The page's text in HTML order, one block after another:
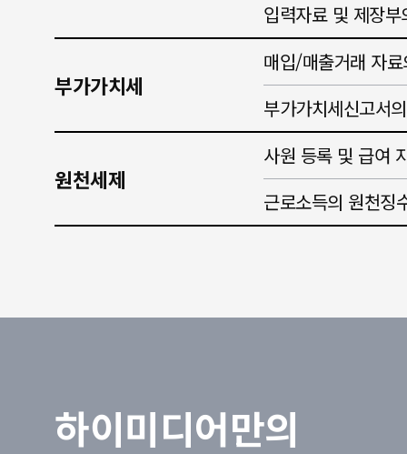
입력자료 및 제장부
부가가치세
매입/매출거래 자
부가가치세신고서
원천세제
사원 등록 및 급여
근로소득의 원천징
하이미디어만의